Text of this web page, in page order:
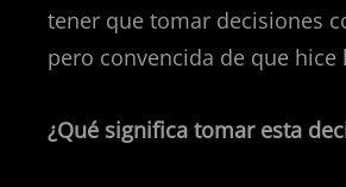
tener que tomar decisiones
pero convencida de que hice
¿Qué significa tomar esta